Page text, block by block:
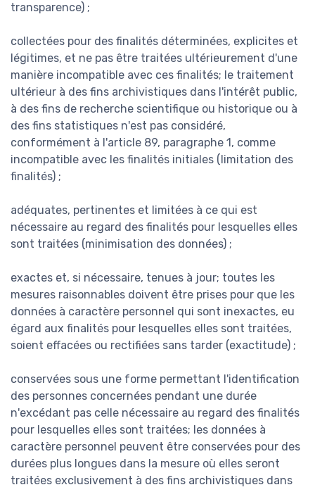
transparence) ;
collectées pour des finalités déterminées, explicites et
légitimes, et ne pas être traitées ultérieurement d'une
manière incompatible avec ces finalités; le traitement
ultérieur à des fins archivistiques dans l'intérêt public,
à des fins de recherche scientifique ou historique ou à
des fins statistiques n'est pas considéré,
conformément à l'article 89, paragraphe 1, comme
incompatible avec les finalités initiales (limitation des
finalités) ;
adéquates, pertinentes et limitées à ce qui est
nécessaire au regard des finalités pour lesquelles elles
sont traitées (minimisation des données) ;
exactes et, si nécessaire, tenues à jour; toutes les
mesures raisonnables doivent être prises pour que les
données à caractère personnel qui sont inexactes, eu
égard aux finalités pour lesquelles elles sont traitées,
soient effacées ou rectifiées sans tarder (exactitude) ;
conservées sous une forme permettant l'identification
des personnes concernées pendant une durée
n'excédant pas celle nécessaire au regard des finalités
pour lesquelles elles sont traitées; les données à
caractère personnel peuvent être conservées pour des
durées plus longues dans la mesure où elles seront
traitées exclusivement à des fins archivistiques dans